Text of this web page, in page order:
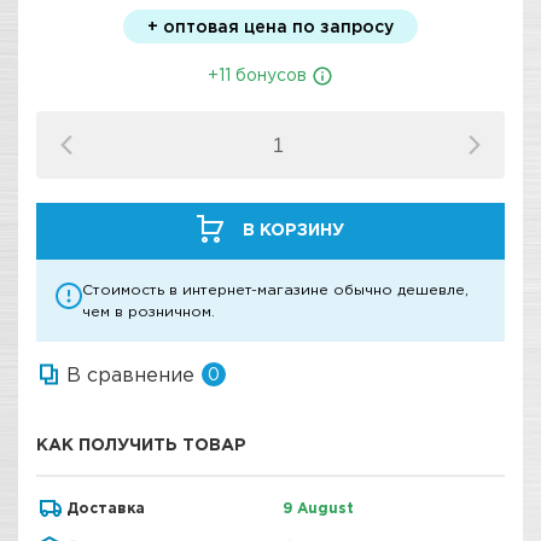
+ оптовая цена по запросу
+11 бонусов
В КОРЗИНУ
Стоимость в интернет-магазине обычно дешевле,
чем в розничном.
В сравнение 0
КАК ПОЛУЧИТЬ ТОВАР
Доставка 9 August